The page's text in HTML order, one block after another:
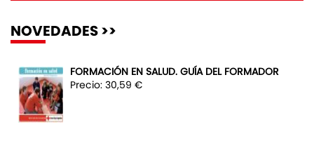
NOVEDADES >>
FORMACIÓN EN SALUD. GUÍA DEL FORMADOR
Precio: 30,59 €